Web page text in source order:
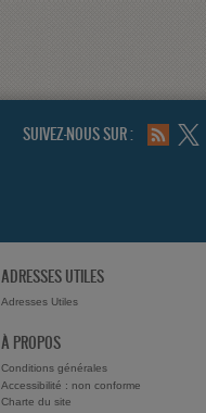
SUIVEZ-NOUS SUR :
ADRESSES UTILES
Adresses Utiles
À PROPOS
Conditions générales
Accessibilité : non conforme
Charte du site